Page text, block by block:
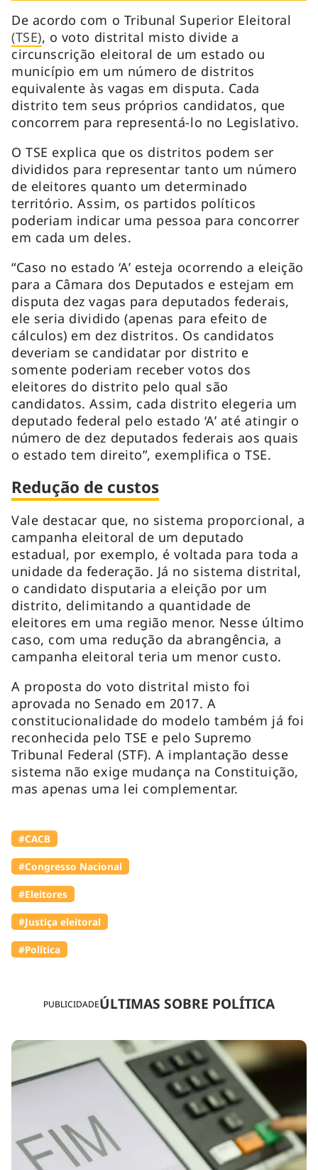
PUBLICIDADEÚLTIMAS SOBRE POLÍTICA
De acordo com o Tribunal Superior Eleitoral
(TSE), o voto distrital misto divide a
circunscrição eleitoral de um estado ou
município em um número de distritos
equivalente às vagas em disputa. Cada
distrito tem seus próprios candidatos, que
concorrem para representá-lo no Legislativo.
O TSE explica que os distritos podem ser
divididos para representar tanto um número
de eleitores quanto um determinado
território. Assim, os partidos políticos
poderiam indicar uma pessoa para concorrer
em cada um deles.
“Caso no estado ‘A’ esteja ocorrendo a eleição
para a Câmara dos Deputados e estejam em
disputa dez vagas para deputados federais,
ele seria dividido (apenas para efeito de
cálculos) em dez distritos. Os candidatos
deveriam se candidatar por distrito e
somente poderiam receber votos dos
eleitores do distrito pelo qual são
candidatos. Assim, cada distrito elegeria um
deputado federal pelo estado ‘A’ até atingir o
número de dez deputados federais aos quais
o estado tem direito”, exemplifica o TSE.
Redução de custos
Vale destacar que, no sistema proporcional, a
campanha eleitoral de um deputado
estadual, por exemplo, é voltada para toda a
unidade da federação. Já no sistema distrital,
o candidato disputaria a eleição por um
distrito, delimitando a quantidade de
eleitores em uma região menor. Nesse último
caso, com uma redução da abrangência, a
campanha eleitoral teria um menor custo.
A proposta do voto distrital misto foi
aprovada no Senado em 2017. A
constitucionalidade do modelo também já foi
reconhecida pelo TSE e pelo Supremo
Tribunal Federal (STF). A implantação desse
sistema não exige mudança na Constituição,
mas apenas uma lei complementar.
#⁠CACB
#Congresso Nacional
#Eleitores
#Justiça eleitoral
#Política